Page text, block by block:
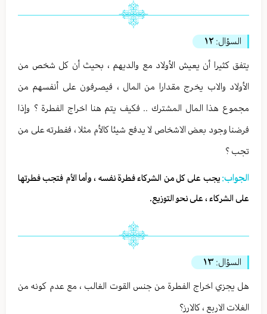
السؤال: ١٢
يتفق كثيرا أن يعيش الأولاد مع والديهم ، بحيث أن كل شخص من
الأولاد والاب يخرج مقدارا من المال ، فيصرفون على أنفسهم من
مجموع هذا المال المشترك .. فكيف يتم هنا اخراج الفطرة ؟ وإذا
فرضنا وجود بعض الاشخاص لا يدفع شيئا كالأم مثلا ، ففطرته على من
تجب ؟
الجواب:يجب على كل من الشركاء فطرة نفسه ، وأما الأم فتجب فطرتها
على الشركاء ، على نحو التوزيع.
السؤال: ١٣
هل يجزي اخراج الفطرة من جنس القوت الغالب ، مع عدم كونه من
الغلات الاربع ، كالارز؟